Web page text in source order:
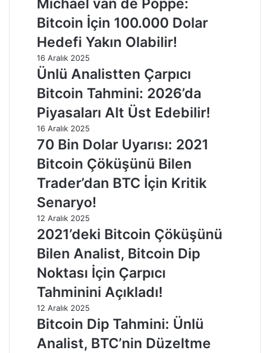
Michaël van de Poppe:
Bitcoin İçin 100.000 Dolar
Hedefi Yakın Olabilir!
16 Aralık 2025
Ünlü Analistten Çarpıcı
Bitcoin Tahmini: 2026’da
Piyasaları Alt Üst Edebilir!
16 Aralık 2025
70 Bin Dolar Uyarısı: 2021
Bitcoin Çöküşünü Bilen
Trader’dan BTC İçin Kritik
Senaryo!
12 Aralık 2025
2021’deki Bitcoin Çöküşünü
Bilen Analist, Bitcoin Dip
Noktası İçin Çarpıcı
Tahminini Açıkladı!
12 Aralık 2025
Bitcoin Dip Tahmini: Ünlü
Analist, BTC’nin Düzeltme